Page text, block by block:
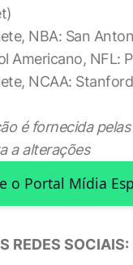
NBA: San
Americano, NFL:
NCAA:
é fornecida
a alterações
o Portal Mídia
REDES SOCIAIS: